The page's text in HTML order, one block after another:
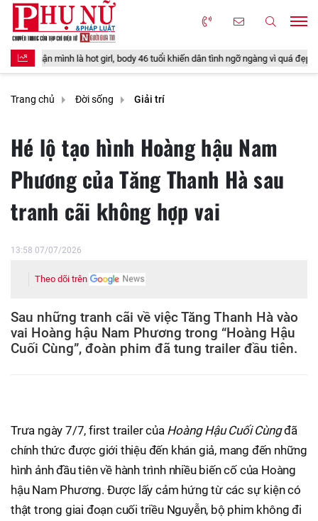
girl, body 46 tuổi khiến dân tình ngỡ ngàng vì quá đẹp Loại quả
Trang chủ Đời sống Giải trí
Hé lộ tạo hình Hoàng hậu Nam
Phương của Tăng Thanh Hà sau
tranh cãi không hợp vai
13:58 07/07/2026
Theo dõi trên
Sau những tranh cãi về việc Tăng Thanh Hà vào
vai Hoàng hậu Nam Phương trong “Hoàng Hậu
Cuối Cùng”, đoàn phim đã tung trailer đầu tiên.
Trưa ngày 7/7, first trailer của Hoàng Hậu Cuối Cùngđã
chính thức được giới thiệu đến khán giả, mang đến những
hình ảnh đầu tiên về hành trình nhiều biến cố của Hoàng
hậu Nam Phương. Được lấy cảm hứng từ các sự kiện có
thật trong giai đoạn cuối triều Nguyễn, bộ phim không đi